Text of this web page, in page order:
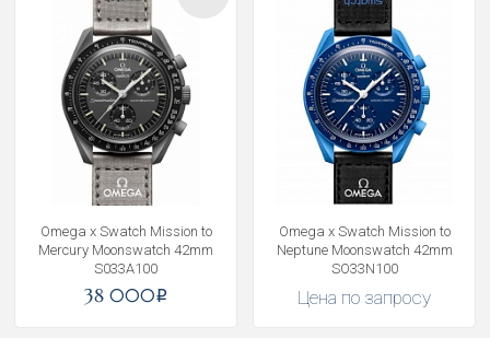
Omega x Swatch Mission to
Mercury Moonswatch 42mm
S033A100
38 000i
Omega x Swatch Mission to
Neptune Moonswatch 42mm
SO33N100
Цена по запросу